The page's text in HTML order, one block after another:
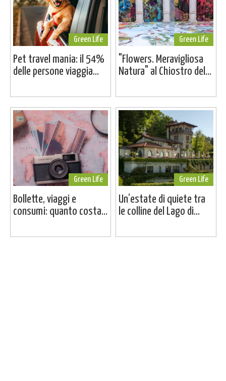
Green Life
Pet travel mania: il 54%
delle persone viaggia...
Green Life
"Flowers. Meravigliosa
Natura" al Chiostro del...
Green Life
Bollette, viaggi e
consumi: quanto costa...
Green Life
Un’estate di quiete tra
le colline del Lago di...